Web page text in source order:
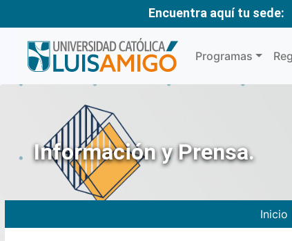
Encuentra aquí tu sede:
Programas
Información y Prensa.
Inicio